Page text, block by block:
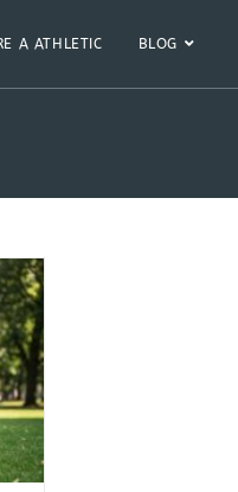
A ATHLETIC BLOG